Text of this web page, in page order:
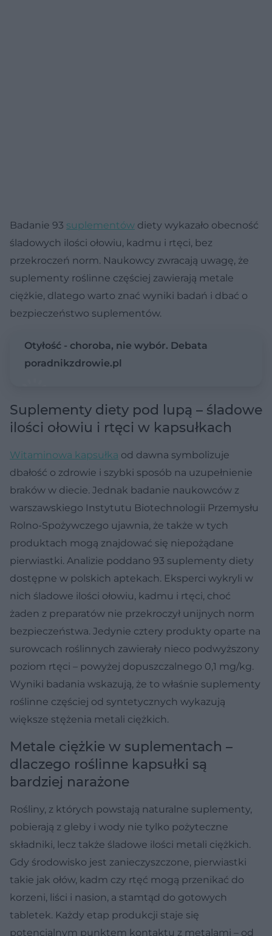
Badanie 93 suplementów diety wykazało obecność
śladowych ilości ołowiu, kadmu i rtęci, bez
przekroczeń norm. Naukowcy zwracają uwagę, że
suplementy roślinne częściej zawierają metale
ciężkie, dlatego warto znać wyniki badań i dbać o
bezpieczeństwo suplementów.
Otyłość - choroba, nie wybór. Debata
poradnikzdrowie.pl
Suplementy diety pod lupą – śladowe
ilości ołowiu i rtęci w kapsułkach
Witaminowa kapsułka od dawna symbolizuje
dbałość o zdrowie i szybki sposób na uzupełnienie
braków w diecie. Jednak badanie naukowców z
warszawskiego Instytutu Biotechnologii Przemysłu
Rolno-Spożywczego ujawnia, że także w tych
produktach mogą znajdować się niepożądane
pierwiastki. Analizie poddano 93 suplementy diety
dostępne w polskich aptekach. Eksperci wykryli w
nich śladowe ilości ołowiu, kadmu i rtęci, choć
żaden z preparatów nie przekroczył unijnych norm
bezpieczeństwa. Jedynie cztery produkty oparte na
surowcach roślinnych zawierały nieco podwyższony
poziom rtęci – powyżej dopuszczalnego 0,1 mg/kg.
Wyniki badania wskazują, że to właśnie suplementy
roślinne częściej od syntetycznych wykazują
większe stężenia metali ciężkich.
Metale ciężkie w suplementach –
dlaczego roślinne kapsułki są
bardziej narażone
Rośliny, z których powstają naturalne suplementy,
pobierają z gleby i wody nie tylko pożyteczne
składniki, lecz także śladowe ilości metali ciężkich.
Gdy środowisko jest zanieczyszczone, pierwiastki
takie jak ołów, kadm czy rtęć mogą przenikać do
korzeni, liści i nasion, a stamtąd do gotowych
tabletek. Każdy etap produkcji staje się
potencjalnym punktem kontaktu z metalami – od